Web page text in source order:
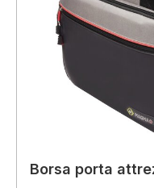
Borsa porta